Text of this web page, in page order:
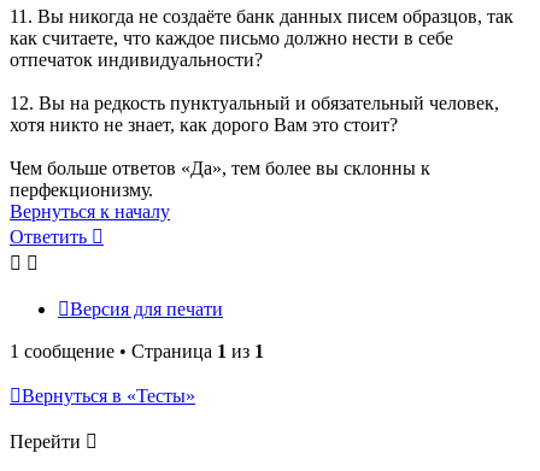
11. Вы никогда не создаёте банк данных писем образцов, так
как считаете, что каждое письмо должно нести в себе
отпечаток индивидуальности?
12. Вы на редкость пунктуальный и обязательный человек,
хотя никто не знает, как дорого Вам это стоит?
Чем больше ответов «Да», тем более вы склонны к
перфекционизму.
Вернуться к началу
Ответить
Ответить
Версия для печати
1 сообщение • Страница 1 из 1
Вернуться в «Тесты»
Перейти